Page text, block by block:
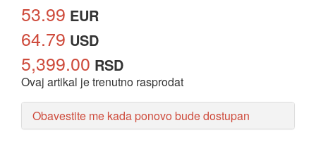
53.99 EUR
64.79 USD
5,399.00 RSD
Ovaj artikal je trenutno rasprodat
Obavestite me kada ponovo bude dostupan